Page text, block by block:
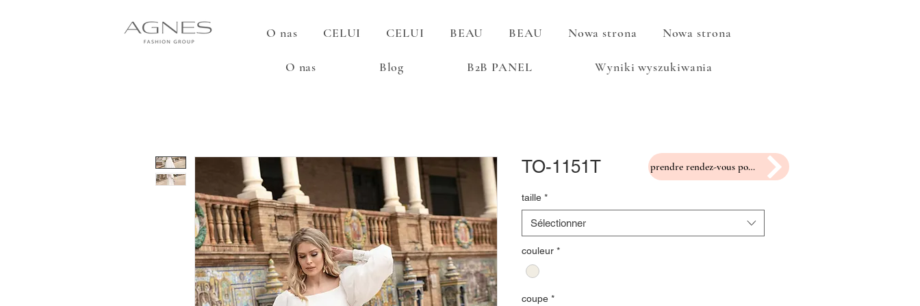
O nas CELUI CELUI BEAU BEAU Nowa strona Nowa strona
O nas Blog B2B PANEL Wyniki wyszukiwania
TO-1151T
taille *
Sélectionner
couleur *
coupe *
prendre rendez-vous pour un essayage